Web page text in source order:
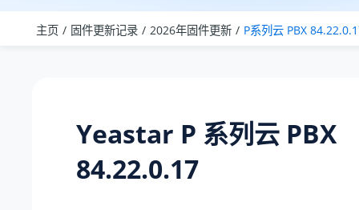
主页 固件更新记录 2026年固件更新 P系列云 PBX
Yeastar P 系列云 PBX
84.22.0.17